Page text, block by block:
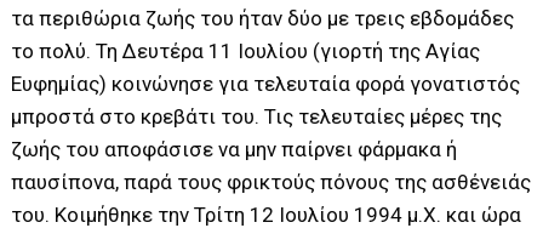
τα περιθώρια ζωής του ήταν δύο με τρεις εβδομάδες
το πολύ. Τη Δευτέρα 11 Ιουλίου (γιορτή της Αγίας
Ευφημίας) κοινώνησε για τελευταία φορά γονατιστός
μπροστά στο κρεβάτι του. Τις τελευταίες μέρες της
ζωής του αποφάσισε να μην παίρνει φάρμακα ή
παυσίπονα, παρά τους φρικτούς πόνους της ασθένειάς
του. Κοιμήθηκε την Τρίτη 12 Ιουλίου 1994 μ.Χ. και ώρα